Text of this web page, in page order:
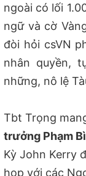
ngoài có lối
ngữ và cờ
đòi hỏi csVN
nhân quyền,
những, nô lệ
Tbt Trọng
trưởng Phạm
Kỳ John Kerry
họp với các